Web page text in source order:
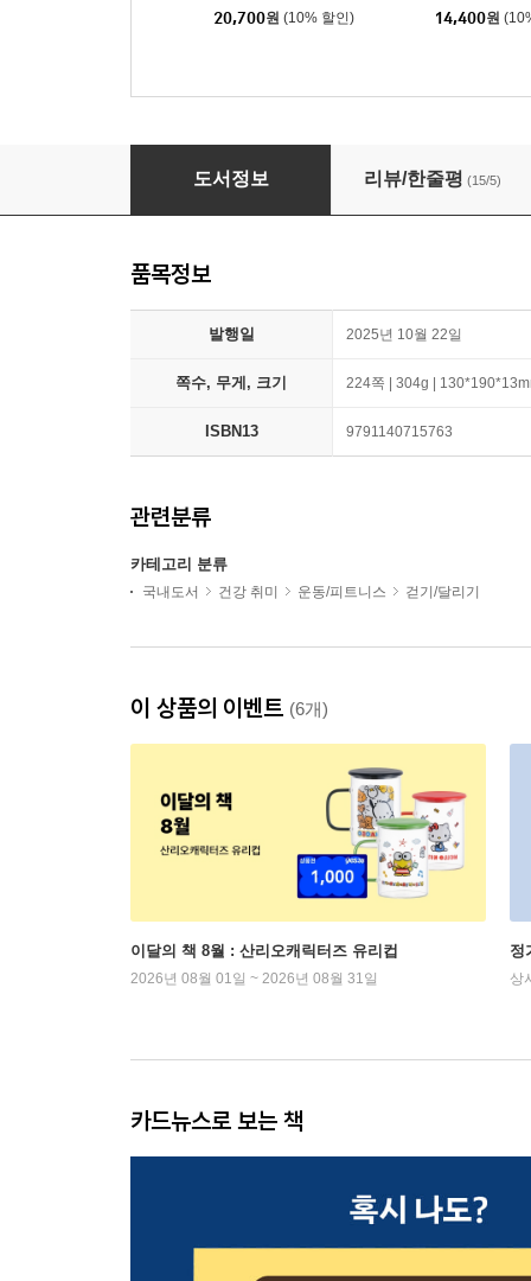
20,700원 (10% 할인) 14,400원
50 이후 시작하는 러닝의 모든 것
도서정보 리뷰/한줄평 (15/5)
품목정보
발행일 2025년 10월 22일
쪽수, 무게, 크기 224쪽 | 304g |
ISBN13 9791140715763
관련분류
카테고리 분류
국내도서 건강 취미 운동/피트니스 걷기/달리기
이 상품의 이벤트 (6개)
이달의 책 8월 : 산리오캐릭터즈 유리컵
2026년 08월 01일 ~ 2026년 08월 31일
정
상
카드뉴스로 보는 책